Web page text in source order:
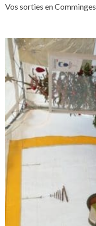
Vos sorties en Comminges